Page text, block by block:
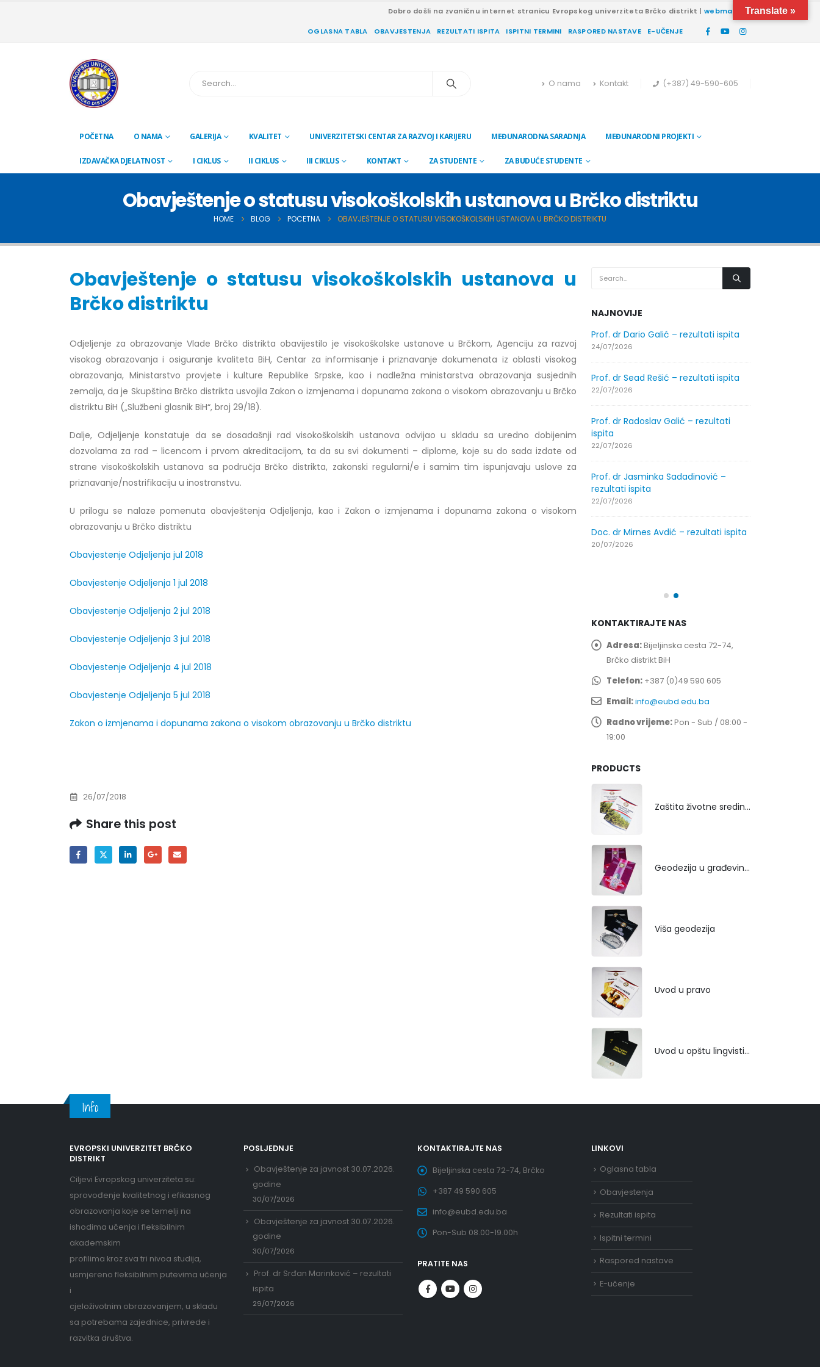
Dobro došli na zvaničnu internet stranicu Evropskog univerziteta Brčko distrikt |webmail
OGLASNA TABLA OBAVJESTENJA REZULTATI ISPITA ISPITNI TERMINI RASPORED NASTAVE E-UČENJE
O nama Kontakt (+387) 49-590-605
POČETNA O NAMA GALERIJA KVALITET UNIVERZITETSKI CENTAR ZA RAZVOJ I KARIJERU MEĐUNARODNA SARADNJA MEĐUNARODNI PROJEKTI
IZDAVAČKA DJELATNOST I CIKLUS II CIKLUS III CIKLUS KONTAKT ZA STUDENTE ZA BUDUĆE STUDENTE
Obavještenje o statusu visokoškolskih ustanova u Brčko distriktu
HOME BLOG POCETNA OBAVJEŠTENJE O STATUSU VISOKOŠKOLSKIH USTANOVA U BRČKO DISTRIKTU
Obavještenje o statusu visokoškolskih ustanova u
Brčko distriktu
Odjeljenje za obrazovanje Vlade Brčko distrikta obavijestilo je visokoškolske ustanove u Brčkom, Agenciju za razvoj
visokog obrazovanja i osiguranje kvaliteta BiH, Centar za informisanje i priznavanje dokumenata iz oblasti visokog
obrazovanja, Ministarstvo provjete i kulture Republike Srpske, kao i nadležna ministarstva obrazovanja susjednih
zemalja, da je Skupština Brčko distrikta usvojila Zakon o izmjenama i dopunama zakona o visokom obrazovanju u Brčko
distriktu BiH („Službeni glasnik BiH“, broj 29/18).
Dalje, Odjeljenje konstatuje da se dosadašnji rad visokoškolskih ustanova odvijao u skladu sa uredno dobijenim
dozvolama za rad – licencom i prvom akreditacijom, ta da su svi dokumenti – diplome, koje su do sada izdate od
strane visokoškolskih ustanova sa područja Brčko distrikta, zakonski regularni/e i samim tim ispunjavaju uslove za
priznavanje/nostrifikaciju u inostranstvu.
U prilogu se nalaze pomenuta obavještenja Odjeljenja, kao i Zakon o izmjenama i dopunama zakona o visokom
obrazovanju u Brčko distriktu
Obavjestenje Odjeljenja jul 2018
Obavjestenje Odjeljenja 1 jul 2018
Obavjestenje Odjeljenja 2 jul 2018
Obavjestenje Odjeljenja 3 jul 2018
Obavjestenje Odjeljenja 4 jul 2018
Obavjestenje Odjeljenja 5 jul 2018
Zakon o izmjenama i dopunama zakona o visokom obrazovanju u Brčko distriktu
26/07/2018
Share this post
NAJNOVIJE
godine
30/07/2026
Obavještenje za javnost 30.07.2026.
godine
Prof. dr Srđan Marinković – rezultati
ispita
29/07/2026
ispita
29/07/2026
Prof. dr Esed Karić – rezultati ispita
24/07/2026
Prof. dr Sead Rešić – rezultati ispita
22/07/2026
ispita
22/07/2026
godine
30/07/2026
Obavještenje za javnost 30.07.2026.
Prof. dr Srđan Marinković – rezultati
ispita
29/07/2026
ispita
Prof. dr Dario Galić – rezultati ispita
24/07/2026
Prof. dr Sead Rešić – rezultati ispita
22/07/2026
Prof. dr Radoslav Galić – rezultati
ispita
22/07/2026
Prof. dr Jasminka Sadadinović –
rezultati ispita
22/07/2026
Doc. dr Mirnes Avdić – rezultati ispita
20/07/2026
KONTAKTIRAJTE NAS
Adresa:Bijeljinska cesta 72-74,
Brčko distrikt BiH
Telefon: +387 (0)49 590 605
Email:info@eubd.edu.ba
Radno vrijeme:Pon - Sub / 08:00 -
19:00
PRODUCTS
Zaštita životne sredine rekultivacijom odlagališta
Geodezija u građevinarstvu
Viša geodezija
Uvod u pravo
Uvod u opštu lingvistiku
Info
EVROPSKI UNIVERZITET BRČKO
DISTRIKT
Ciljevi Evropskog univerziteta su:
sprovođenje kvalitetnog i efikasnog
obrazovanja koje se temelji na
ishodima učenja i fleksibilnim
akademskim
profilima kroz sva tri nivoa studija,
usmjereno fleksibilnim putevima učenja
i
cjeloživotnim obrazovanjem, u skladu
sa potrebama zajednice, privrede i
razvitka društva.
POSLJEDNJE
Obavještenje za javnost 30.07.2026.
godine
30/07/2026
Obavještenje za javnost 30.07.2026.
godine
30/07/2026
Prof. dr Srđan Marinković – rezultati
ispita
29/07/2026
KONTAKTIRAJTE NAS
Bijeljinska cesta 72-74, Brčko
+387 49 590 605
info@eubd.edu.ba
Pon-Sub 08.00-19.00h
PRATITE NAS
LINKOVI
Oglasna tabla
Obavjestenja
Rezultati ispita
Ispitni termini
Raspored nastave
E-učenje
Translate »